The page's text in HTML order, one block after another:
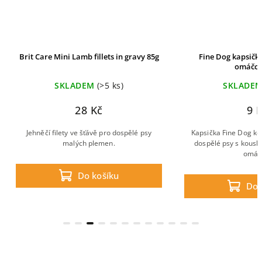
Brit Care Mini Lamb fillets in gravy 85g
SKLADEM (>5 ks)
28 Kč
Do košíku
Jehněčí filety ve šťávě pro dospělé psy
malých plemen.
Fine Dog
9
Do
Kapsička Fine Dog
dospělé psy s